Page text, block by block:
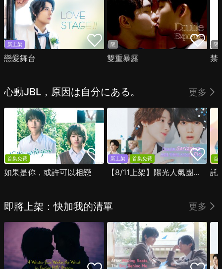
新上架
戀愛舞台
限
雙重暴露
限
禁
心動JBL，原因は自分にある。 更多
首集免費
如果是你，或許可以相戀
新上架 首集免費
【8/11上架】陽光人氣團中的芹澤，在我面前卻有點不對勁
首
託
即將上架：快加我的清單 更多